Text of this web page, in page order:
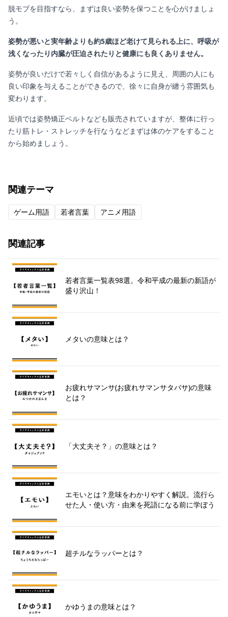
脱モブを目指すなら、まずは良い姿勢を保つことを心がけましょ
う。
姿勢が悪いと実年齢よりも約5歳ほど老けて見られる上に、呼吸が
浅くなったり内臓が圧迫されたりと健康にも良くありません。
姿勢が良いだけで若々しく自信があるように見え、周囲の人にも
良い印象を与えることができるので、徐々に自身が纏う雰囲気も
変わります。
近頃では姿勢矯正ベルトなども販売されていますが、整体に行っ
たり筋トレ・ストレッチを行なうなどまずは体のケアをすること
から始めましょう。
関連テーマ
ゲーム用語 若者言葉 アニメ用語
関連記事
若者言葉一覧表98選。令和平成の最新の新語が
盛り沢山！
メタいの意味とは？
お疲れサマンサ(お疲れサマンサタバサ)の意味
とは？
「大丈夫そ？」の意味とは？
エモいとは？意味をわかりやすく解説。流行ら
せた人・使い方・由来を死語になる前に学ぼう
超チルなラッパーとは？
かゆうまの意味とは？